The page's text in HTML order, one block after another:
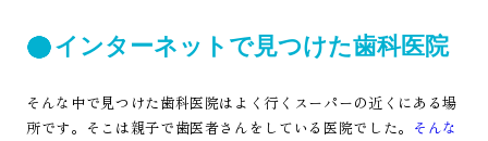
インターネットで見つけた歯科医院
そんな中で見つけた歯科医院はよく行くスーパーの近くにある場
所です。そこは親子で歯医者さんをしている医院でした。 そんな